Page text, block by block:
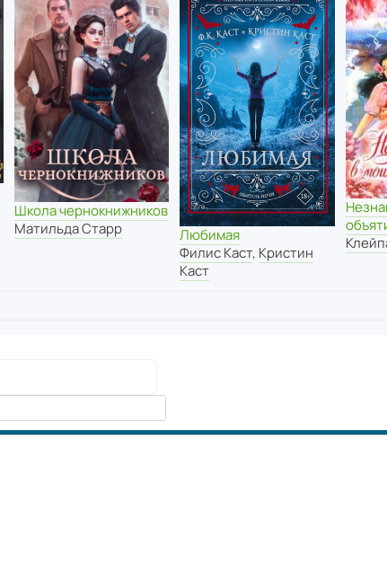
Школа чернокнижников
Матильда Старр
Любимая
Филис Каст, Кристин
Каст